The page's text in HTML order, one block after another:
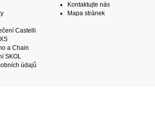
Castelli
a Chain
SKOL
údajů
Kontaktujte nás
Mapa stránek